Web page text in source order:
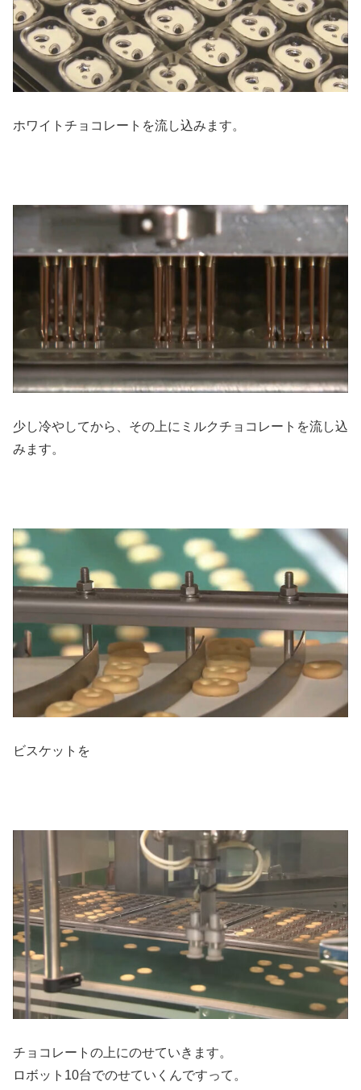
ホワイトチョコレートを流し込みます。
少し冷やしてから、その上にミルクチョコレートを流し込
みます。
ビスケットを
チョコレートの上にのせていきます。
ロボット10台でのせていくんですって。